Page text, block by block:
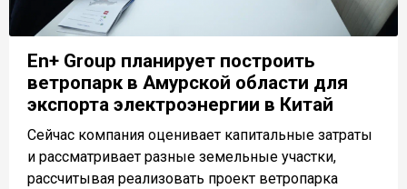
En+ Group планирует построить
ветропарк в Амурской области для
экспорта электроэнергии в Китай
Сейчас компания оценивает капитальные затраты
и рассматривает разные земельные участки,
рассчитывая реализовать проект ветропарка